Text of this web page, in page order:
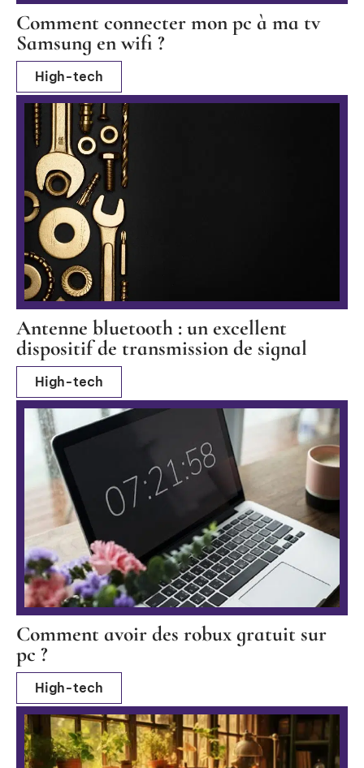
Comment connecter mon pc à ma tv
Samsung en wifi ?
High-tech
Antenne bluetooth : un excellent
dispositif de transmission de signal
High-tech
Comment avoir des robux gratuit sur
pc ?
High-tech